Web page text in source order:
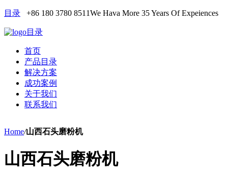
目录 +86 180 3780 8511We Hava More 35 Years Of Expeiences
目录
首页
产品目录
解决方案
成功案例
关于我们
联系我们
Home/山西石头磨粉机
山西石头磨粉机